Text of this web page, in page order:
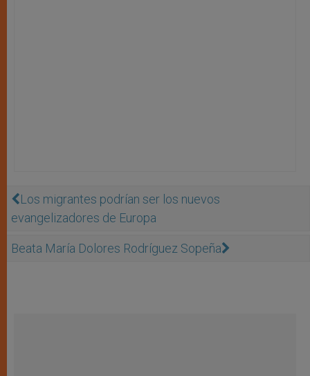
Los migrantes podrían ser los nuevos
evangelizadores de Europa
Beata María Dolores Rodríguez Sopeña